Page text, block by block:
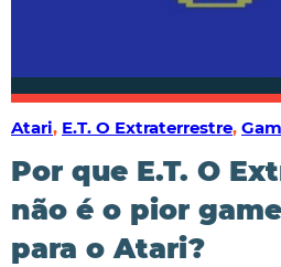
Atari, E.T. O Extraterrestre,
Por que E.T. O
não é o pior
para o Atari?